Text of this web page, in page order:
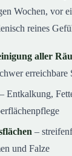
Wochen, vor
reines
aller
erreichbare
– Entkalkung,
–
und Falze